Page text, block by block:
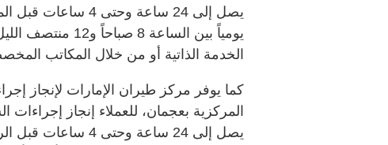
يصل إلى 24 ساعة
الخدمة الذاتية أو من خلال المكاتب
كما يوفر مركز طيران الإمارات لإنجاز
المركزية بعجمان، للعملاء إنجاز
يصل إلى 24 ساعة